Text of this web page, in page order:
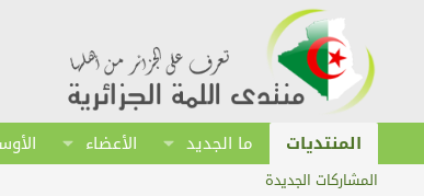
المنتديات ما الجديد الأعضاء
المشاركات الجديدة